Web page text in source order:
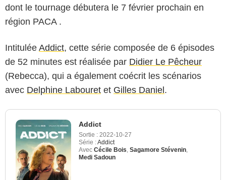
dont le tournage débutera le 7 février prochain en
région PACA .
Intitulée Addict, cette série composée de 6 épisodes
de 52 minutes est réalisée par Didier Le Pêcheur
(Rebecca), qui a également coécrit les scénarios
avec Delphine Labouret et Gilles Daniel.
Addict
Sortie : 2022-10-27
Série :Addict
Avec Cécile Bois Sagamore Stévenin
Medi Sadoun